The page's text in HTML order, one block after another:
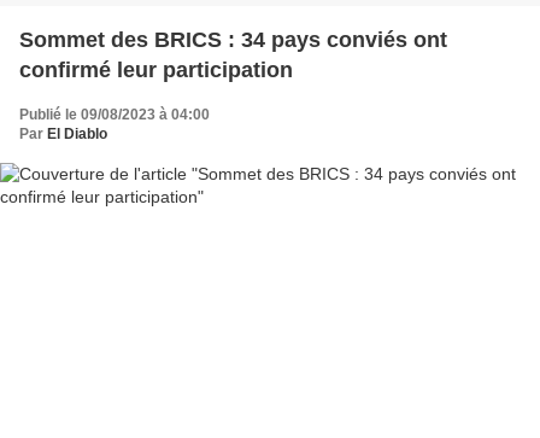
Sommet des BRICS : 34 pays conviés ont
confirmé leur participation
Publié le 09/08/2023 à 04:00
Par El Diablo